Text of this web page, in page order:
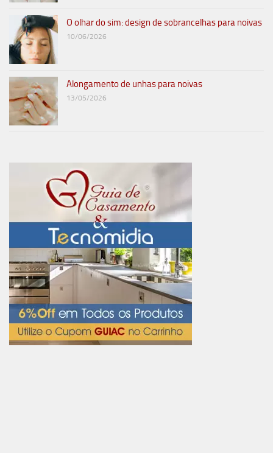
O olhar do sim: design de sobrancelhas para noivas
10/06/2026
Alongamento de unhas para noivas
13/05/2026